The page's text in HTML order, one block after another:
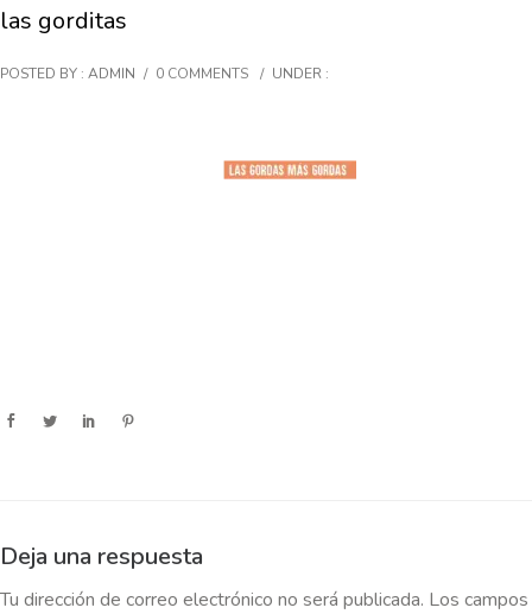
las gorditas
POSTED BY : ADMIN / 0 COMMENTS / UNDER :
Deja una respuesta
Tu dirección de correo electrónico no será publicada. Los campos